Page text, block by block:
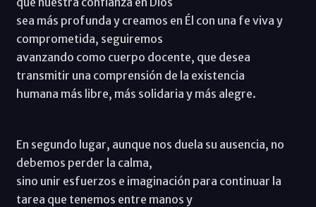
sea más profunda y creamos en Él con una fe viva y
comprometida, seguiremos
avanzando como cuerpo docente, que desea
transmitir una comprensión de la existencia
humana más libre, más solidaria y más alegre.
En segundo lugar, aunque nos duela su ausencia, no
debemos perder la calma,
sino unir esfuerzos e imaginación para continuar la
tarea que tenemos entre manos y